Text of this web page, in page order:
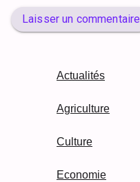
Laisser un commentaire
Actualités
Agriculture
Culture
Economie